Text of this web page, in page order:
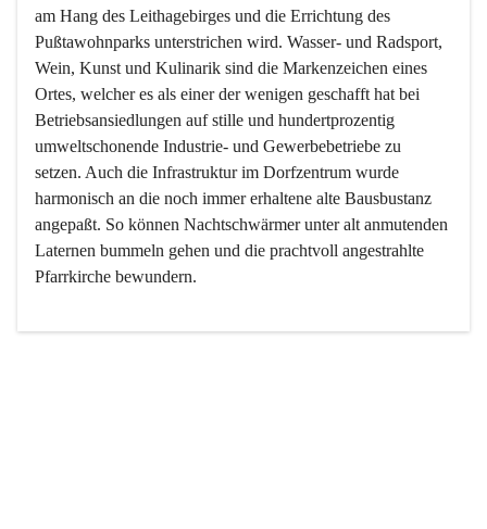
am Hang des Leithagebirges und die Errichtung des
Pußtawohnparks unterstrichen wird. Wasser- und Radsport,
Wein, Kunst und Kulinarik sind die Markenzeichen eines
Ortes, welcher es als einer der wenigen geschafft hat bei
Betriebsansiedlungen auf stille und hundertprozentig
umweltschonende Industrie- und Gewerbebetriebe zu
setzen. Auch die Infrastruktur im Dorfzentrum wurde
harmonisch an die noch immer erhaltene alte Bausbustanz
angepaßt. So können Nachtschwärmer unter alt anmutenden
Laternen bummeln gehen und die prachtvoll angestrahlte
Pfarrkirche bewundern.
Der Weinbau dominert heute nicht mehr, ist aber integrativer